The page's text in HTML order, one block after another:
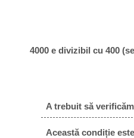
4000 e divizibil cu 400
A trebuit să
Această condiție